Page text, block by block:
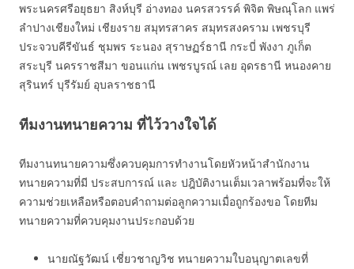
พระนครศรีอยุธยา สิงห์บุรี อ่างทอง นครสวรรค์ พิจิต พิษณุโลก แพร่
ลำปางเชียงใหม่ เชียงราย สมุทรสาคร สมุทรสงคราม เพชรบุรี
ประจวบคีรีขันธ์ ชุมพร ระนอง สุราษฏร์ธานี กระบี่ พังงา ภูเก็ต
สระบุรี นครราชสีมา ขอนแก่น เพชรบูรณ์ เลย อุดรธานี หนองคาย
สุรินทร์ บุรีรัมย์ อุบลราชธานี
ทีมงานทนายความ ที่ไว้วางใจได้
ทีมงานทนายความซึ่งควบคุมการทำงานโดยหัวหน้าสำนักงาน
ทนายความที่มี ประสบการณ์ และ ปฎิบัติงานเต็มเวลาพร้อมที่จะให้
ความช่วยเหลือหรือตอบคำถามต่อลูกความเมื่อถูกร้องขอ โดยทีม
ทนายความที่ควบคุมงานประกอบด้วย
นายณัฐวัฒน์ เชี่ยวชาญวิช ทนายความใบอนุญาตเลขที่